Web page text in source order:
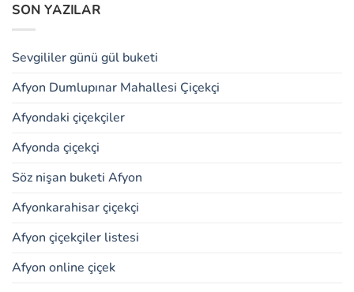
SON YAZILAR
Sevgililer günü gül buketi
Afyon Dumlupınar Mahallesi Çiçekçi
Afyondaki çiçekçiler
Afyonda çiçekçi
Söz nişan buketi Afyon
Afyonkarahisar çiçekçi
Afyon çiçekçiler listesi
Afyon online çiçek